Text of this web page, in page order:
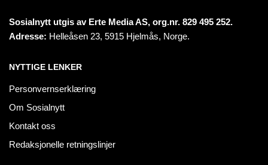
Sosialnytt utgis av Erte Media AS, org.nr. 829 495 252.
Adresse: Helleåsen 23, 5915 Hjelmås, Norge.
NYTTIGE LENKER
Personvernserklæring
Om Sosialnytt
Kontakt oss
Redaksjonelle retningslinjer